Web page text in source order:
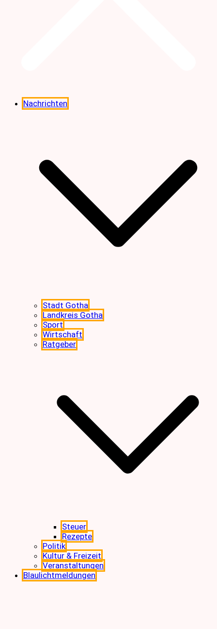
Nachrichten
Stadt Gotha
Landkreis Gotha
Sport
Wirtschaft
Ratgeber
Steuer
Rezepte
Politik
Kultur & Freizeit
Veranstaltungen
Blaulichtmeldungen